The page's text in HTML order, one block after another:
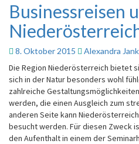
Businessreisen
8. Oktober 2015 Alexandra
Die Region Niederösterreich bietet
sich in der Natur besonders wohl
zahlreiche
werden, die einen Ausgleich zum
anderen Seite kann
besucht werden. Für diesen Zweck
den Aufenthalt in einem der